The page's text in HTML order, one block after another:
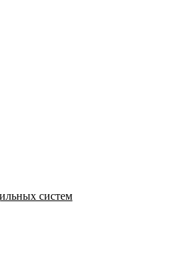
систем